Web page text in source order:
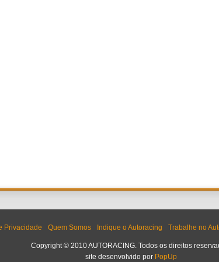
Privacidade Quem Somos Indique o Autoracing Trabalhe no
Copyright © 2010 AUTORACING. Todos os direitos
site desenvolvido por PopUp